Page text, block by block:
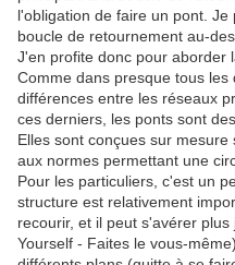
l'obligation de faire un pont.
boucle de retournement au-
J'en profite donc pour aborder
Comme dans presque tous
différences entre les réseaux
ces derniers, les ponts sont
Elles sont conçues sur
aux normes permettant une
Pour les particuliers, c'est un
structure est relativement
recourir, et il peut s'avérer
Yourself - Faites le vous-